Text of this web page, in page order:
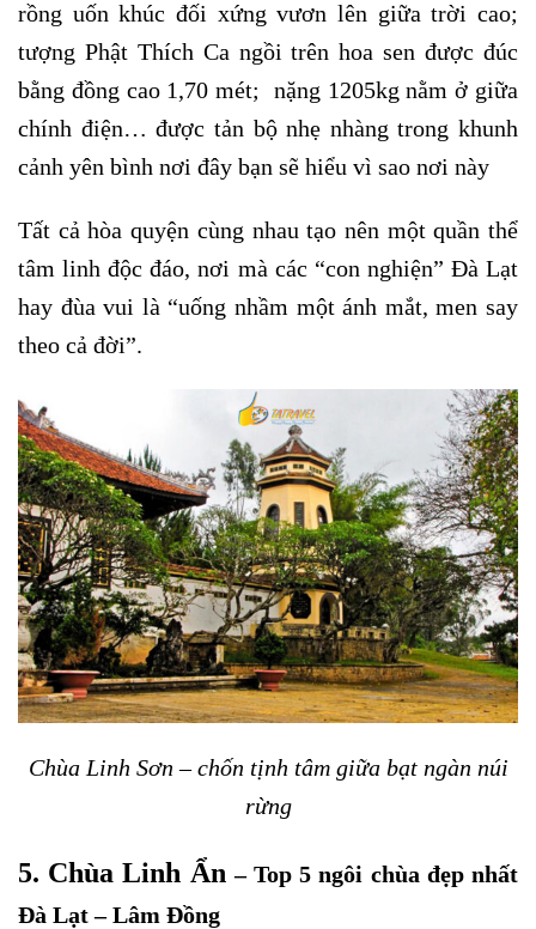
rồng uốn khúc đối xứng vươn lên giữa trời cao;
tượng Phật Thích Ca ngồi trên hoa sen được đúc
bằng đồng cao 1,70 mét; nặng 1205kg nằm ở giữa
chính điện… được tản bộ nhẹ nhàng trong khunh
cảnh yên bình nơi đây bạn sẽ hiểu vì sao nơi này
Tất cả hòa quyện cùng nhau tạo nên một quần thể
tâm linh độc đáo, nơi mà các “con nghiện” Đà Lạt
hay đùa vui là “uống nhầm một ánh mắt, men say
theo cả đời”.
Chùa Linh Sơn – chốn tịnh tâm giữa bạt ngàn núi
rừng
5. Chùa Linh Ẩn– Top 5 ngôi chùa đẹp nhất
Đà Lạt – Lâm Đồng